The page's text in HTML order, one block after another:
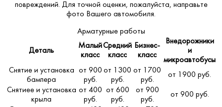
повреждений. Для точной оценки, пожалуйста, направьте
фото Вашего автомобиля.
Арматурные работы
Деталь
Малый
класс
Средний
класс
Бизнес-
класс
Внедорожники
и
микроавтобусы
Снятие и установка
бампера
от 900
руб.
от 1300
руб.
от 1700
руб.
от 1900 руб.
Снятиее и установка
крыла
от 400
руб.
от 600
руб.
от 900
руб.
от 900 руб.